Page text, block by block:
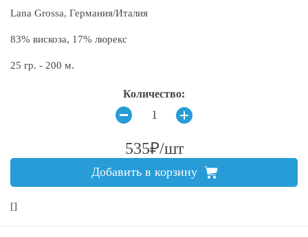
Lana Grossa, Германия/Италия
83% вискоза, 17% люрекс
25 гр. - 200 м.
Количество:
535₽/шт
Добавить в корзину
[]